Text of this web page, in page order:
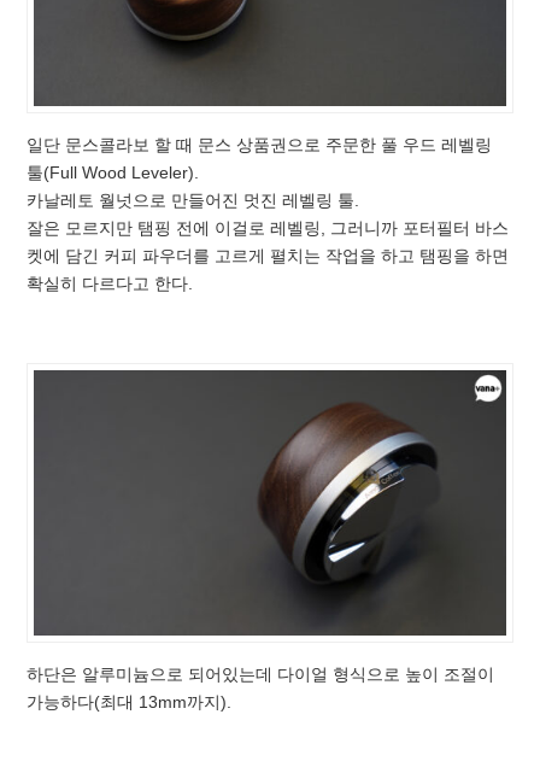
일단 문스콜라보 할 때 문스 상품권으로 주문한 풀 우드 레벨링
툴(Full Wood Leveler).
카날레토 월넛으로 만들어진 멋진 레벨링 툴.
잘은 모르지만 탬핑 전에 이걸로 레벨링, 그러니까 포터필터 바스
켓에 담긴 커피 파우더를 고르게 펼치는 작업을 하고 탬핑을 하면
확실히 다르다고 한다.
하단은 알루미늄으로 되어있는데 다이얼 형식으로 높이 조절이
가능하다(최대 13mm까지).